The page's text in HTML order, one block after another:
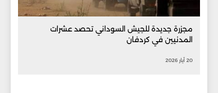
مجزرة جديدة للجيش السوداني تحصد عشرات
المدنيين في كردفان
20 أيار 2026